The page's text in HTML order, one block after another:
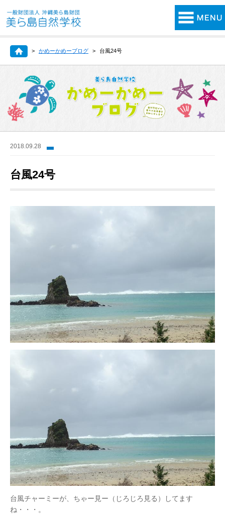
かめーかめーブログ 台風24号
2018.09.28
台風24号
台風チャーミーが、ちゃー見ー（じろじろ見る）してます
ね・・・。